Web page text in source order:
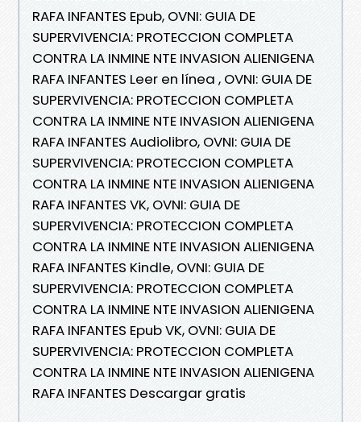
RAFA INFANTES Epub, OVNI: GUIA DE
SUPERVIVENCIA: PROTECCION COMPLETA
CONTRA LA INMINE NTE INVASION ALIENIGENA
RAFA INFANTES Leer en línea , OVNI: GUIA DE
SUPERVIVENCIA: PROTECCION COMPLETA
CONTRA LA INMINE NTE INVASION ALIENIGENA
RAFA INFANTES Audiolibro, OVNI: GUIA DE
SUPERVIVENCIA: PROTECCION COMPLETA
CONTRA LA INMINE NTE INVASION ALIENIGENA
RAFA INFANTES VK, OVNI: GUIA DE
SUPERVIVENCIA: PROTECCION COMPLETA
CONTRA LA INMINE NTE INVASION ALIENIGENA
RAFA INFANTES Kindle, OVNI: GUIA DE
SUPERVIVENCIA: PROTECCION COMPLETA
CONTRA LA INMINE NTE INVASION ALIENIGENA
RAFA INFANTES Epub VK, OVNI: GUIA DE
SUPERVIVENCIA: PROTECCION COMPLETA
CONTRA LA INMINE NTE INVASION ALIENIGENA
RAFA INFANTES Descargar gratis